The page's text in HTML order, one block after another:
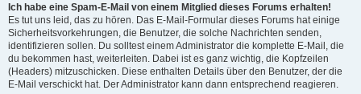
Ich habe eine Spam-E-Mail von einem Mitglied dieses Forums erhalten!
Es tut uns leid, das zu hören. Das E-Mail-Formular dieses Forums hat einige
Sicherheitsvorkehrungen, die Benutzer, die solche Nachrichten senden,
identifizieren sollen. Du solltest einem Administrator die komplette E-Mail, die
du bekommen hast, weiterleiten. Dabei ist es ganz wichtig, die Kopfzeilen
(Headers) mitzuschicken. Diese enthalten Details über den Benutzer, der die
E-Mail verschickt hat. Der Administrator kann dann entsprechend reagieren.